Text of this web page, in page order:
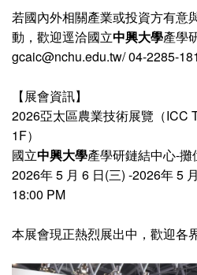
若國內外相關產業或投資方有意
動，歡迎逕洽國立中興大學產學
gcaic@nchu.edu.tw/ 04-2285-
【展會資訊】
2026亞太區農業技術展覽（ICC
1F）
國立中興大學產學研鏈結中心-
2026年 5 月 6 日(三) -2026年 5
18:00 PM
本展會現正熱烈展出中，歡迎各